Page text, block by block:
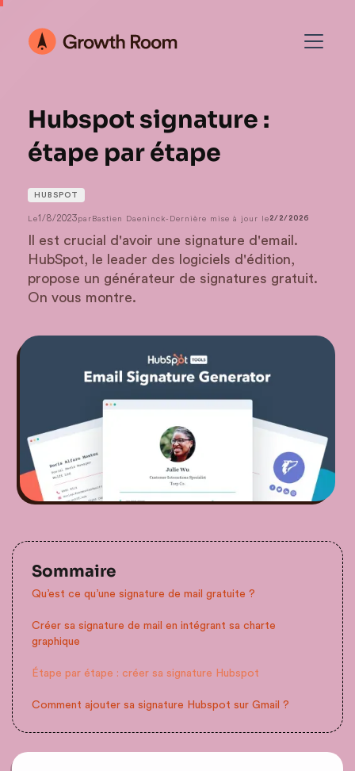
Hubspot signature :
étape par étape
HUBSPOT
Le1/8/2023parBastien Daeninck- Dernière mise à jour le 2/2/2026
Il est crucial d'avoir une signature d'email.
HubSpot, le leader des logiciels d'édition,
propose un générateur de signatures gratuit.
On vous montre.
Sommaire
Qu’est ce qu’une signature de mail gratuite ?
Créer sa signature de mail en intégrant sa charte
graphique
Étape par étape : créer sa signature Hubspot
Comment ajouter sa signature Hubspot sur Gmail ?